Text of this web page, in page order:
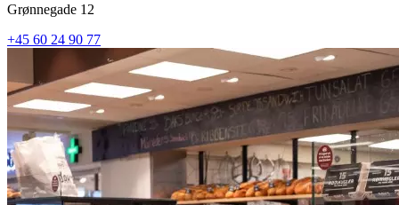
Grønnegade 12
+45 60 24 90 77